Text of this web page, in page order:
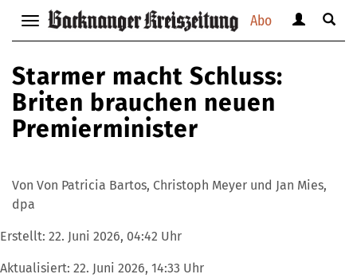
Abo
Navigation
anzeigen
verbergen
anzeigen
Suche
Starmer macht Schluss:
Briten brauchen neuen
Premierminister
Von Von Patricia Bartos, Christoph Meyer und Jan Mies,
dpa
Erstellt: 22. Juni 2026, 04:42 Uhr
Aktualisiert: 22. Juni 2026, 14:33 Uhr